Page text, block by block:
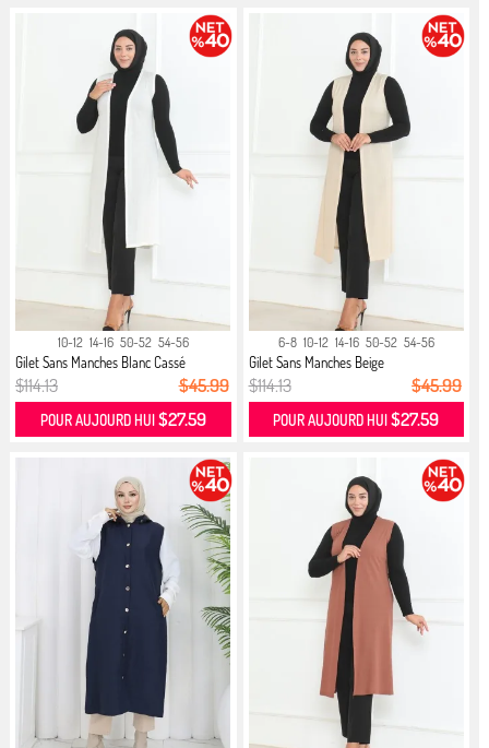
10-12 14-16 50-52 54-56
Gilet Sans Manches Blanc Cassé
$114.13 $45.99
POUR AUJOURD HUI $27.59
6-8 10-12 14-16 50-52 54-56
Gilet Sans Manches Beige
$114.13 $45.99
POUR AUJOURD HUI$27.59